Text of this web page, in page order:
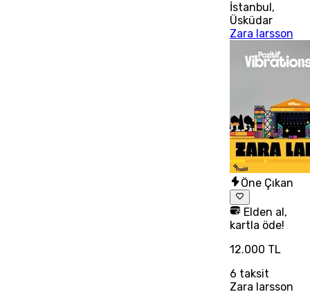
İstanbul,
Üsküdar
Zara larsson
Öne Çıkan
Elden al,
kartla öde!
12.000 TL
6 taksit
Zara larsson